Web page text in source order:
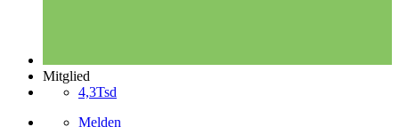
Mitglied
4,3Tsd
Melden